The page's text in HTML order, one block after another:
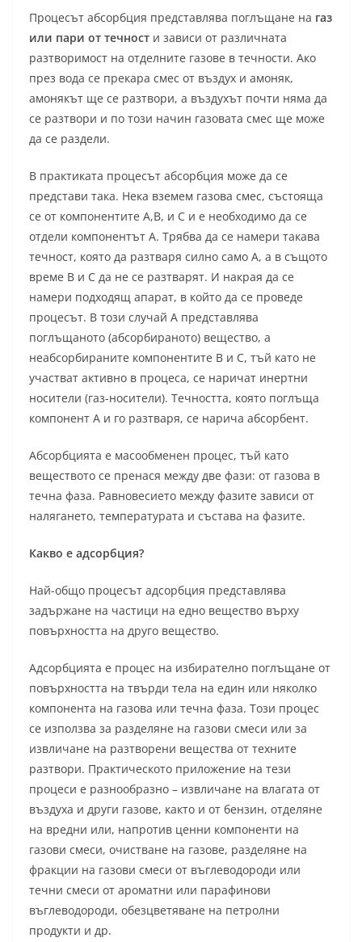
Процесът абсорбция представлява поглъщане на газ
или пари от течност и зависи от различната
разтворимост на отделните газове в течности. Ако
през вода се прекара смес от въздух и амоняк,
амонякът ще се разтвори, а въздухът почти няма да
се разтвори и по този начин газовата смес ще може
да се раздели.
В практиката процесът абсорбция може да се
представи така. Нека вземем газова смес, състояща
се от компонентите А,В, и С и е необходимо да се
отдели компонентът А. Трябва да се намери такава
течност, която да разтваря силно само А, а в същото
време В и С да не се разтварят. И накрая да се
намери подходящ апарат, в който да се проведе
процесът. В този случай А представлява
поглъщаното (абсорбираното) вещество, а
неабсорбираните компонентите В и С, тъй като не
участват активно в процеса, се наричат инертни
носители (газ-носители). Течността, която поглъща
компонент А и го разтваря, се нарича абсорбент.
Абсорбцията е масообменен процес, тъй като
веществото се пренася между две фази: от газова в
течна фаза. Равновесието между фазите зависи от
налягането, температурата и състава на фазите.
Какво е адсорбция?
Най-общо процесът адсорбция представлява
задържане на частици на едно вещество върху
повърхността на друго вещество.
Адсорбцията е процес на избирателно поглъщане от
повърхността на твърди тела на един или няколко
компонента на газова или течна фаза. Този процес
се използва за разделяне на газови смеси или за
извличане на разтворени вещества от техните
разтвори. Практическото приложение на тези
процеси е разнообразно – извличане на влагата от
въздуха и други газове, както и от бензин, отделяне
на вредни или, напротив ценни компоненти на
газови смеси, очистване на газове, разделяне на
фракции на газови смеси от въглеводороди или
течни смеси от ароматни или парафинови
въглеводороди, обезцветяване на петролни
продукти и др.